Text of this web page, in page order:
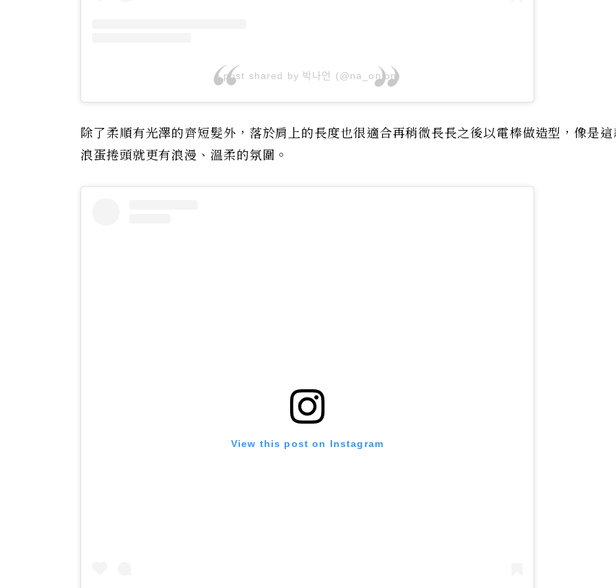
A post shared by 박나언 (@na_onion)
除了柔順有光澤的齊短髮外，落於肩上的長度也很適合再稍微長長之後以電棒做造型，像是
浪蛋捲頭就更有浪漫、溫柔的氛圍。
View this post on Instagram